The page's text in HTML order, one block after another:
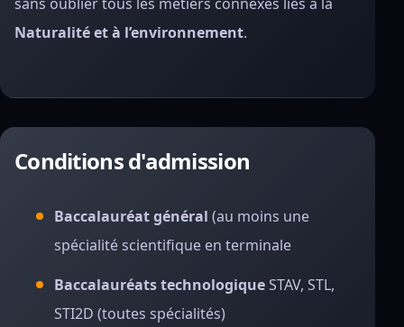
Naturalité et à l’environnement.
Conditions d'admission
Baccalauréat général (au moins une
spécialité scientifique en terminale
Baccalauréats technologiqueSTAV, STL,
STI2D (toutes spécialités)